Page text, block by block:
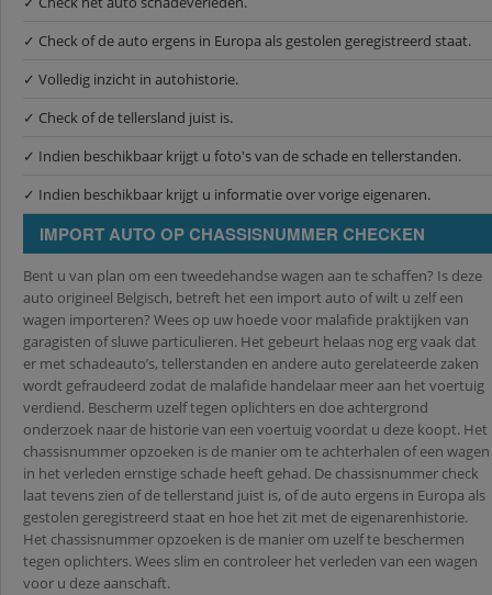
✓ Check of de auto ergens in Europa als gestolen geregistreerd staat.
✓ Volledig inzicht in autohistorie.
✓ Check of de tellersland juist is.
✓ Indien beschikbaar krijgt u foto's van de schade en tellerstanden.
✓ Indien beschikbaar krijgt u informatie over vorige eigenaren.
IMPORT AUTO OP CHASSISNUMMER CHECKEN
Bent u van plan om een tweedehandse wagen aan te schaffen? Is deze
auto origineel Belgisch, betreft het een import auto of wilt u zelf een
wagen importeren? Wees op uw hoede voor malafide praktijken van
garagisten of sluwe particulieren. Het gebeurt helaas nog erg vaak dat
er met schadeauto’s, tellerstanden en andere auto gerelateerde zaken
wordt gefraudeerd zodat de malafide handelaar meer aan het voertuig
verdiend. Bescherm uzelf tegen oplichters en doe achtergrond
onderzoek naar de historie van een voertuig voordat u deze koopt. Het
chassisnummer opzoeken is de manier om te achterhalen of een wagen
in het verleden ernstige schade heeft gehad. De chassisnummer check
laat tevens zien of de tellerstand juist is, of de auto ergens in Europa als
gestolen geregistreerd staat en hoe het zit met de eigenarenhistorie.
Het chassisnummer opzoeken is de manier om uzelf te beschermen
tegen oplichters. Wees slim en controleer het verleden van een wagen
voor u deze aanschaft.